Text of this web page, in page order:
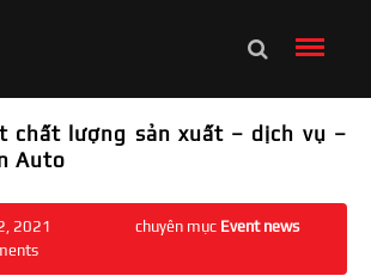
chất lượng sản xuất – dịch vụ –
Auto
2021 chuyên mục Event news